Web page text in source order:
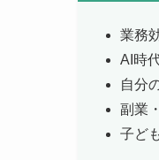
業務
AI時
自分
副業
子ど